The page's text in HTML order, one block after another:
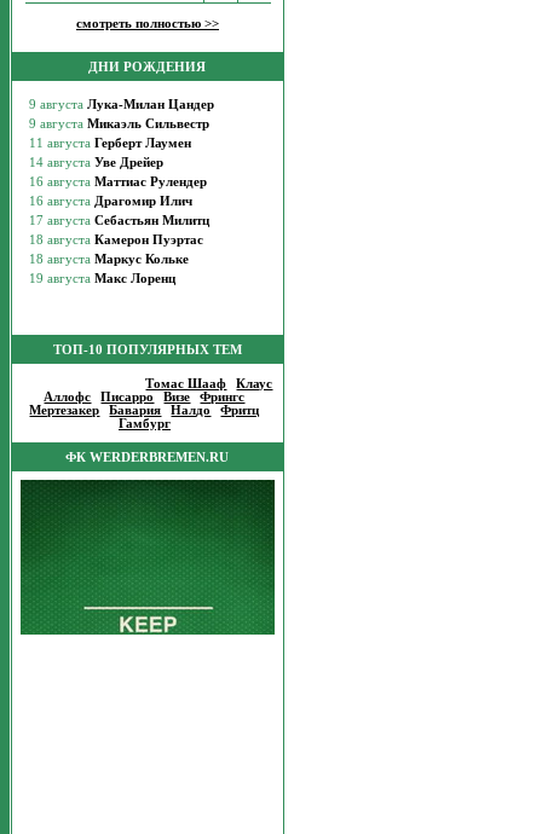
смотреть полностью >>
ДНИ РОЖДЕНИЯ
ТОП-10 ПОПУЛЯРНЫХ ТЕМ
:Томас Шааф |Клаус
Аллофс |Писарро |Визе |Фрингс
Мертезакер |Бавария |Налдо |Фритц
Гамбург
ФК WERDERBREMEN.RU